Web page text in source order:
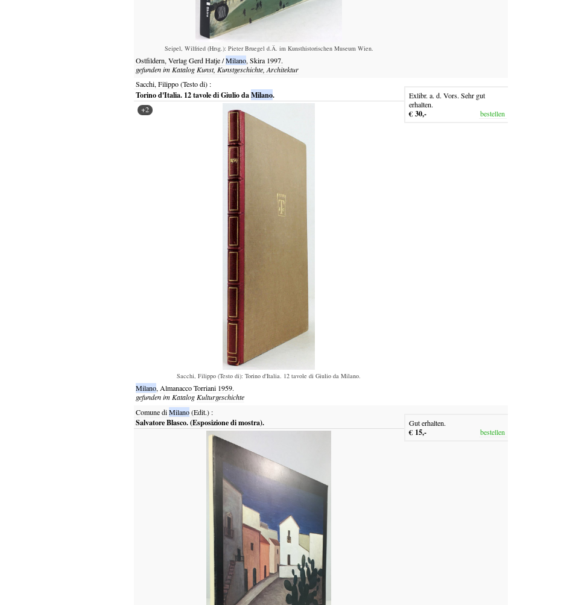
Seipel, Wilfried (Hrsg.): Pieter Bruegel d.Ä. im Kunsthistorischen Museum Wien.
Ostfildern, Verlag Gerd Hatje /Milano, Skira 1997.
gefunden im Katalog Kunst, Kunstgeschichte, Architektur
Sacchi, Filippo (Testo di):
Torino d'Italia. 12 tavole di Giulio daMilano.
+2
Sacchi, Filippo (Testo di): Torino d'Italia. 12 tavole di Giulio da Milano.
Milano, Almanacco Torriani 1959.
gefunden im Katalog Kulturgeschichte
Exlibr. a. d. Vors. Sehr gut
erhalten.
€ 30,- bestellen
Comune diMilano(Edit.):
Salvatore Blasco. (Esposizione di mostra). Gut erhalten.
€ 15,- bestellen